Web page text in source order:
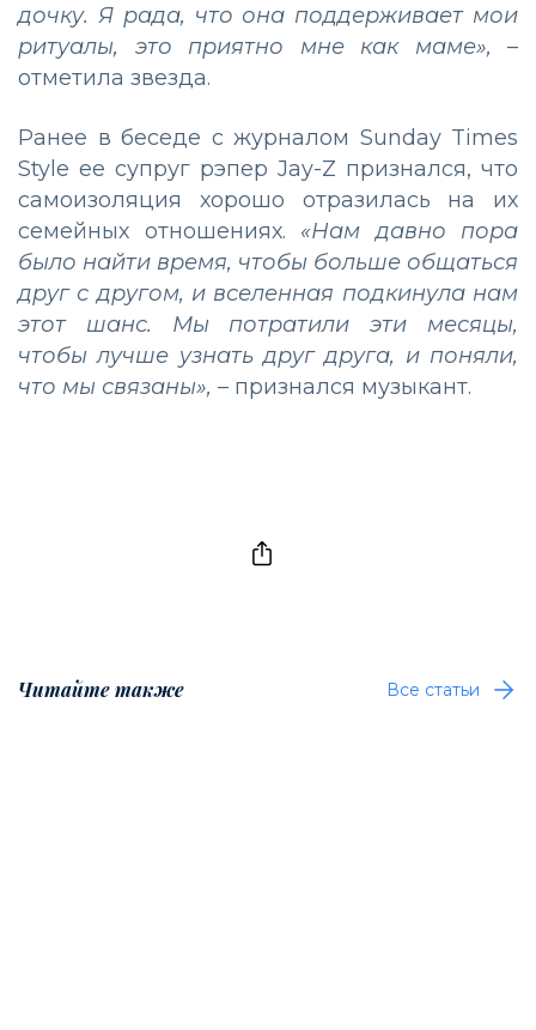
дочку. Я рада, что она поддерживает мои
ритуалы, это приятно мне как маме», –
отметила звезда.
Ранее в беседе с журналом Sunday Times
Style ее супруг рэпер Jay-Z признался, что
самоизоляция хорошо отразилась на их
семейных отношениях. «Нам давно пора
было найти время, чтобы больше общаться
друг с другом, и вселенная подкинула нам
этот шанс. Мы потратили эти месяцы,
чтобы лучше узнать друг друга, и поняли,
что мы связаны», – признался музыкант.
Читайте также Все статьи